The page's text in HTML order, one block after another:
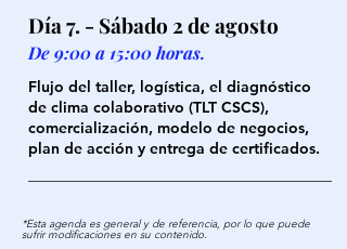
Día 7. - Sábado 2 de agosto
De 9:00 a 15:00 horas.
Flujo del taller, logística, el diagnóstico
de clima colaborativo (TLT CSCS),
comercialización, modelo de negocios,
plan de acción y entrega de certificados.
*Esta agenda es general y de referencia, por lo que puede
sufrir modificaciones en su contenido.​